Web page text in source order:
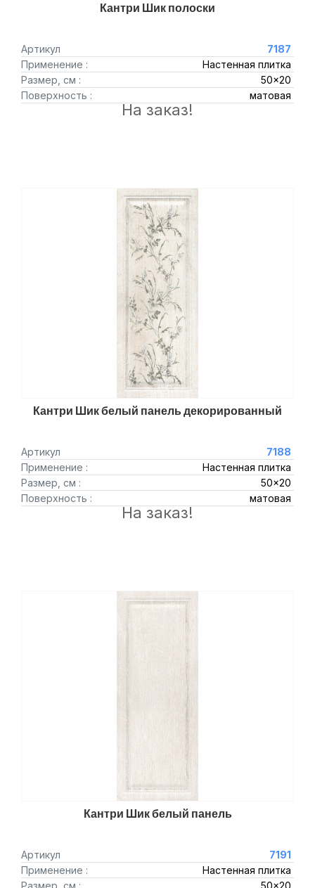
Кантри Шик полоски
Артикул
7187
Применение :
Настенная плитка
Размер, см :
50x20
Поверхность :
матовая
На заказ!
Кантри Шик белый панель декорированный
Артикул
7188
Применение :
Настенная плитка
Размер, см :
50x20
Поверхность :
матовая
На заказ!
Кантри Шик белый панель
Артикул
7191
Применение :
Настенная плитка
Размер, см :
50x20